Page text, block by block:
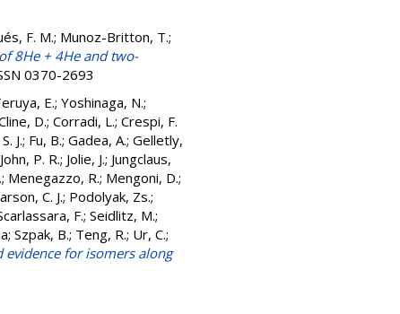
F. M.; Munoz-Britton, T.;
8He + 4He and two-
0370-2693
E.; Yoshinaga, N.;
D.; Corradi, L.; Crespi, F.
J.; Fu, B.; Gadea, A.; Gelletly,
John, P. R.; Jolie, J.; Jungclaus,
; Menegazzo, R.; Mengoni, D.;
C. J.; Podolyak, Zs.;
F.; Seidlitz, M.;
; Szpak, B.; Teng, R.; Ur, C.;
evidence for isomers along